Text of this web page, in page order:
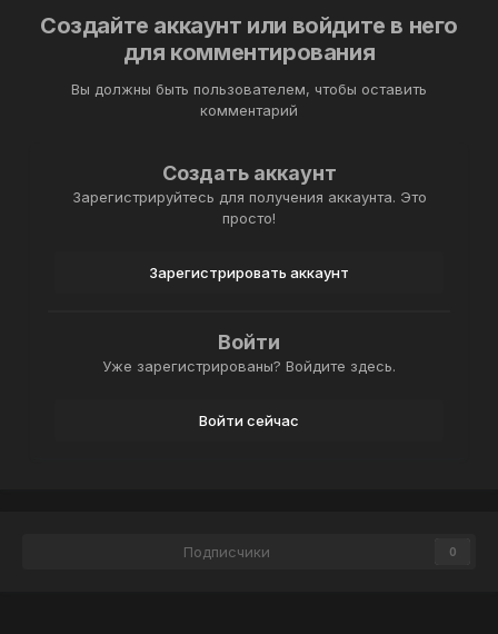
Создайте аккаунт или войдите в него
для комментирования
Вы должны быть пользователем, чтобы оставить
комментарий
Создать аккаунт
Зарегистрируйтесь для получения аккаунта. Это
просто!
Зарегистрировать аккаунт
Войти
Уже зарегистрированы? Войдите здесь.
Войти сейчас
Подписчики 0